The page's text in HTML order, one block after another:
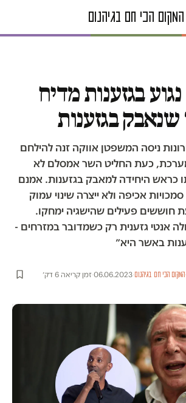
בגזענות מדיח
בגזענות
ניסה המשפטן אווקה זנה להילחם
כעת החליט השר אמסלם לא
כראש היחידה למאבק בגזענות. אמנם
אכיפה ולא ייצרה שינוי עמוק
חוששים פעילים שהישגיה ימחקו.
אנטי גזענית רק כשמדובר במזרחים -
באשר היא״
·המקום הכי חם בגיהנום·
06.06.2023
·זמן קריאה 6 דק׳